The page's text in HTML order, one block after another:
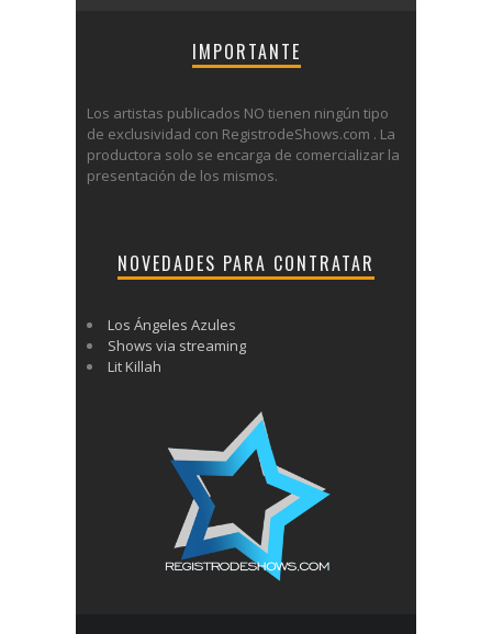
IMPORTANTE
Los artistas publicados NO tienen ningún tipo
de exclusividad con RegistrodeShows.com . La
productora solo se encarga de comercializar la
presentación de los mismos.
NOVEDADES PARA CONTRATAR
Los Ángeles Azules
Shows via streaming
Lit Killah